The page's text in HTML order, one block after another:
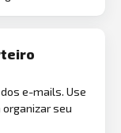
e-mails. Use
seu